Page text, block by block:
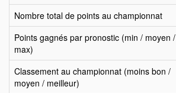
Nombre total de points au championnat
Points gagnés par pronostic (min / moyen /
max)
Classement au championnat (moins bon /
moyen / meilleur)